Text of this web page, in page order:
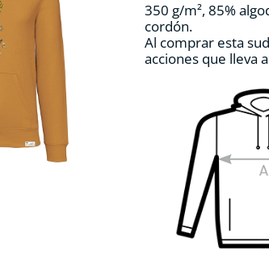
350 g/m², 85%
cordón.
Al comprar esta
acciones que lleva